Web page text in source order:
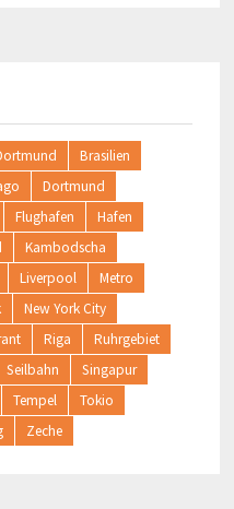
Brasilien
Dortmund
Flughafen
Hafen
Kambodscha
Liverpool
Metro
New York City
Riga
Ruhrgebiet
Seilbahn
Singapur
Tempel
Tokio
Zeche